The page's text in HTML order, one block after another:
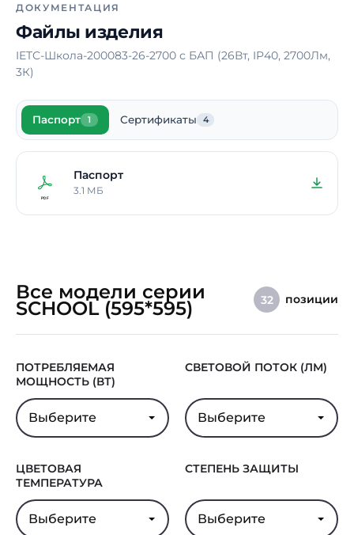
Материал корпуса
питания
аварийном режиме
Способ монтажа
Подвесной /
Длина
Ширина
595 мм
В реестре
Минпромторга
Нет
ДОКУМЕНТАЦИЯ
Файлы изделия
IETC-Школа-200083-26-2700 с БАП (26Вт, IP40, 2700Лм,
3К)
Паспорт 1 Сертификаты 4
Паспорт
3.1 МБ
Все модели серии
SCHOOL (595*595) 32 позиции
ПОТРЕБЛЯЕМАЯ
МОЩНОСТЬ (ВТ)
Выберите
СВЕТОВОЙ ПОТОК (ЛМ)
Выберите
ЦВЕТОВАЯ
ТЕМПЕРАТУРА
Выберите
СТЕПЕНЬ ЗАЩИТЫ
Выберите